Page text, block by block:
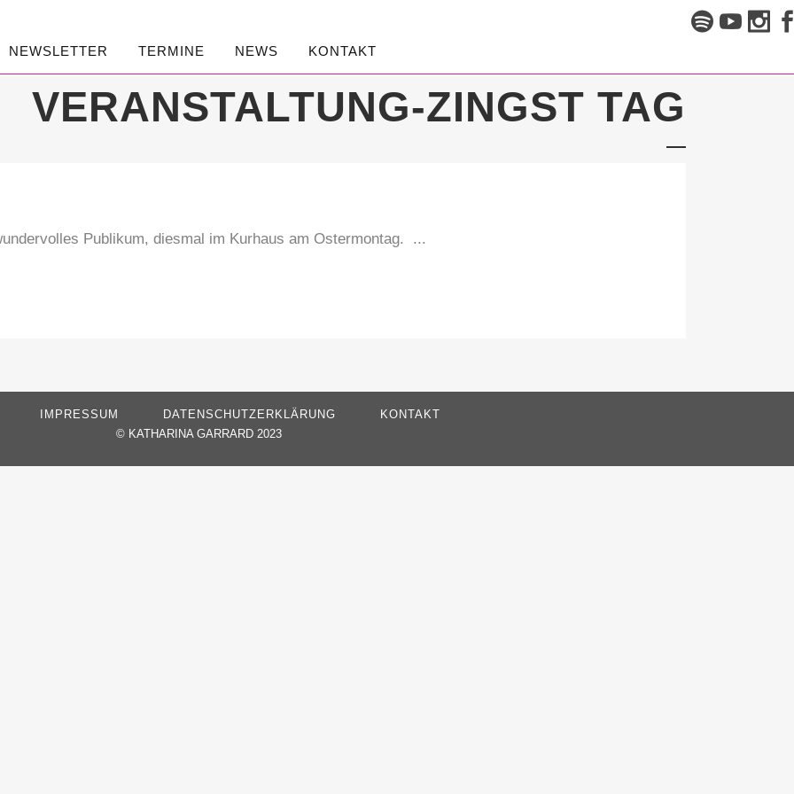
NEWSLETTER TERMINE NEWS KONTAKT
VERANSTALTUNG-ZINGST TAG
Publikum, diesmal im Kurhaus am Ostermontag. ...
IMPRESSUM DATENSCHUTZERKLÄRUNG
KONTAKT
© KATHARINA GARRARD 2023